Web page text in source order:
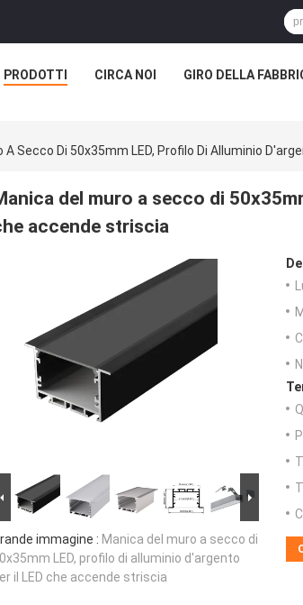
PRODOTTI CIRCA NOI GIRO DELLA
A Secco Di 50x35mm LED, Profilo Di Alluminio
del muro a secco di
accende striscia
immagine : Manica del muro a secco di
LED, profilo di alluminio d'argento
il LED che accende striscia